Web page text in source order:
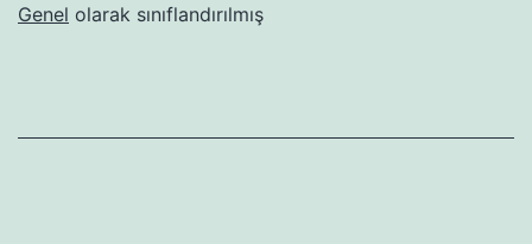
Genel olarak sınıflandırılmış